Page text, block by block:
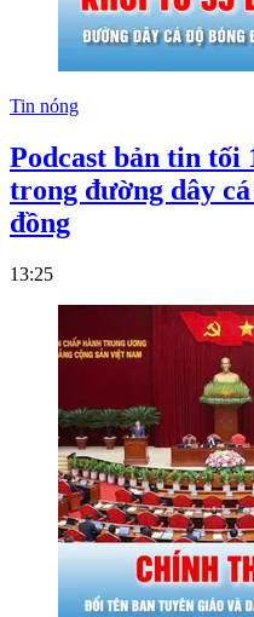
Tin nóng
Podcast bản tin tối
trong đường dây
đồng
13:25